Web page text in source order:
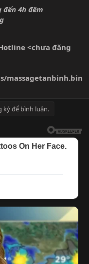
đến 4h đêm
<chưa đăng
massagetanbinh.bin
ký để bình luận.